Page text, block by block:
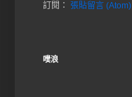
訂閱： 張貼留言 (Atom)
噗浪